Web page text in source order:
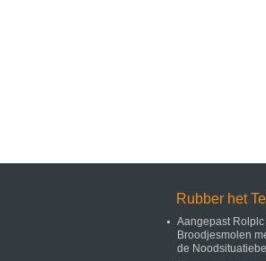
Rubber het
Aangepast
Broodjesmolen
de